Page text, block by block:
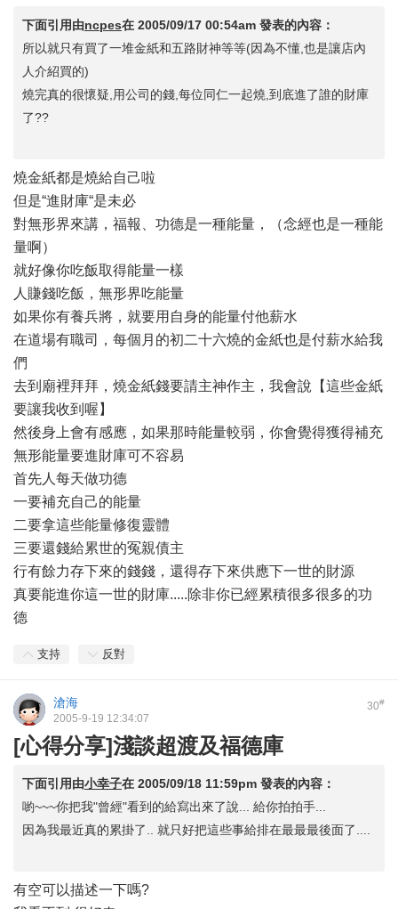
下面引用由ncpes在 2005/09/17 00:54am 發表的內容：
所以就只有買了一堆金紙和五路財神等等(因為不懂,也是讓店內
人介紹買的)
燒完真的很懷疑,用公司的錢,每位同仁一起燒,到底進了誰的財庫
了??
燒金紙都是燒給自己啦
但是“進財庫“是未必
對無形界來講，福報、功德是一種能量，（念經也是一種能
量啊）
就好像你吃飯取得能量一樣
人賺錢吃飯，無形界吃能量
如果你有養兵將，就要用自身的能量付他薪水
在道場有職司，每個月的初二十六燒的金紙也是付薪水給我
們
去到廟裡拜拜，燒金紙錢要請主神作主，我會說【這些金紙
要讓我收到喔】
然後身上會有感應，如果那時能量較弱，你會覺得獲得補充
無形能量要進財庫可不容易
首先人每天做功德
一要補充自己的能量
二要拿這些能量修復靈體
三要還錢給累世的冤親債主
行有餘力存下來的錢錢，還得存下來供應下一世的財源
真要能進你這一世的財庫.....除非你已經累積很多很多的功
德
支持 反對
30#
滄海
2005-9-19 12:34:07
[心得分享]淺談超渡及福德庫
下面引用由小幸子在 2005/09/18 11:59pm 發表的內容：
喲~~~你把我"曾經"看到的給寫出來了說... 給你拍拍手...
因為我最近真的累掛了.. 就只好把這些事給排在最最最後面了....
有空可以描述一下嗎?